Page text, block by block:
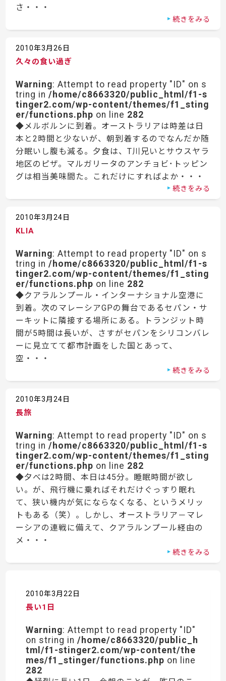
さ・・・
続きをみる
2010年3月26日
久々の食い過ぎ
Warning: Attempt to read property "ID" on s
tring in/home/c8663320/public_html/f1-s
tinger2.com/wp-content/themes/f1_sting
er/functions.php on line 282
◆メルボルンに到着。オーストラリアは時差は日
本と2時間と少ないが、朝到着するのでなんだか随
分眠いし腹も減る。夕食は、T川兄いとサウスヤラ
地区のピザ。マルガリータのアンチョビ･トッピン
グは相当美味間た。これだけにすればよか・・・
続きをみる
2010年3月24日
KLIA
Warning: Attempt to read property "ID" on s
tring in/home/c8663320/public_html/f1-s
tinger2.com/wp-content/themes/f1_sting
er/functions.php on line 282
◆クアラルンプール・インターナショナル空港に
到着。次のマレーシアGPの舞台であるセパン・サ
ーキットに隣接する場所にある。トランジット時
間が5時間は長いが、さすがセパンをシリコンバレ
ーに見立てて都市計画をした国とあって、
空・・・
続きをみる
2010年3月24日
長旅
Warning: Attempt to read property "ID" on s
tring in/home/c8663320/public_html/f1-s
tinger2.com/wp-content/themes/f1_sting
er/functions.php on line 282
◆夕べは2時間、本日は45分。睡眠時間が欲し
い。が、飛行機に乗ればそれだけぐっすり眠れ
て、狭い機内が気にならなくなる、というメリッ
トもある（笑）。しかし、オーストラリア－マレ
ーシアの連戦に備えて、クアラルンプール経由の
メ・・・
続きをみる
2010年3月22日
長い1日
Warning: Attempt to read property "ID"
on string in/home/c8663320/public_h
tml/f1-stinger2.com/wp-content/the
mes/f1_stinger/functions.php on line
282